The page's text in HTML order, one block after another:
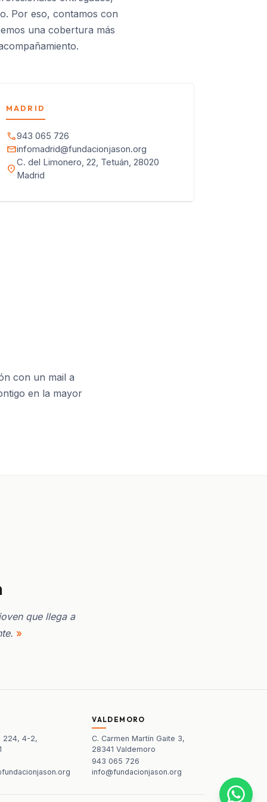
Por eso, contamos con
una cobertura más
MADRID
call943 065 726
mailinfomadrid@fundacionjason.org
location_onC. del Limonero, 22, Tetuán, 28020
Madrid
con un mail a
en la mayor
que llega a
224, 4-2,
VALDEMORO
C. Carmen Martín Gaite 3,
28341 Valdemoro
943 065 726
info@fundacionjason.org